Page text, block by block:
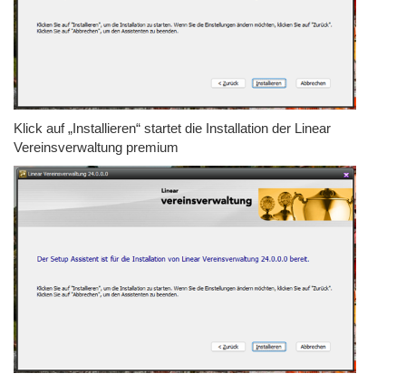
Klick auf „Installieren“ startet die Installation der Linear
Vereinsverwaltung premium